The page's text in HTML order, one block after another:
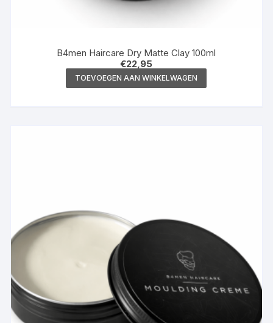
B4men Haircare Dry Matte Clay 100ml
€22,95
TOEVOEGEN AAN WINKELWAGEN